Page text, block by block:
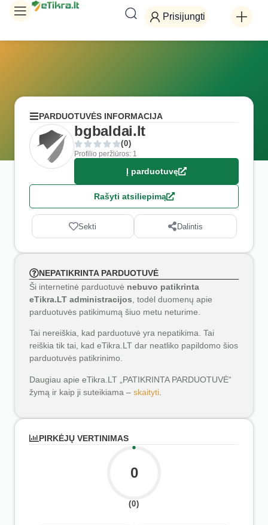
Prisijungti
PARDUOTUVĖS INFORMACIJA
bgbaldai.lt
(0)
Profilio peržiūros: 1
Į parduotuvę
Rašyti atsiliepimą
Sekti Dalintis
NEPATIKRINTA PARDUOTUVĖ
Ši internetinė parduotuvė nebuvo patikrinta
eTikra.LT administracijos , todėl duomenų apie
parduotuvės patikimumą šiuo metu neturime.
Tai nereiškia, kad parduotuvė yra nepatikima. Tai
reiškia tik tai, kad eTikra.LT dar neatliko papildomo šios
parduotuvės patikrinimo.
Daugiau apie eTikra.LT „PATIKRINTA PARDUOTUVĖ“
žymą ir kaip ji suteikiama – skaityti
PIRKĖJŲ VERTINIMAS
0
(0)